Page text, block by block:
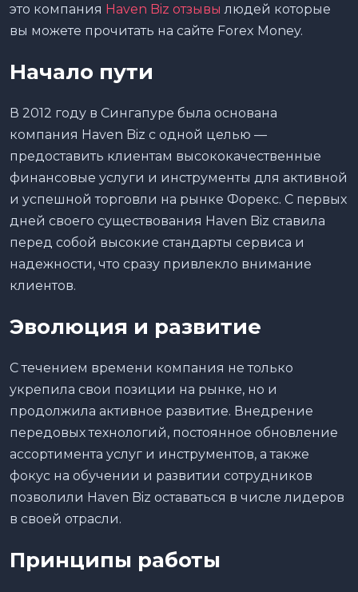
это компания Haven Biz отзывы людей которые
вы можете прочитать на сайте Forex Money.
Начало пути
В 2012 году в Сингапуре была основана
компания Haven Biz с одной целью —
предоставить клиентам высококачественные
финансовые услуги и инструменты для активной
и успешной торговли на рынке Форекс. С первых
дней своего существования Haven Biz ставила
перед собой высокие стандарты сервиса и
надежности, что сразу привлекло внимание
клиентов.
Эволюция и развитие
С течением времени компания не только
укрепила свои позиции на рынке, но и
продолжила активное развитие. Внедрение
передовых технологий, постоянное обновление
ассортимента услуг и инструментов, а также
фокус на обучении и развитии сотрудников
позволили Haven Biz оставаться в числе лидеров
в своей отрасли.
Принципы работы